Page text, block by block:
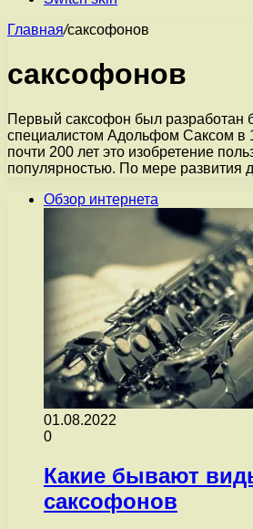
Главная/саксофонов
саксофонов
Первый саксофон был разработан
специалистом Адольфом Саксом в
почти 200 лет это изобретение
популярностью. По мере развития
Обзор интернета
01.08.2022
0
Какие бывают
саксофонов